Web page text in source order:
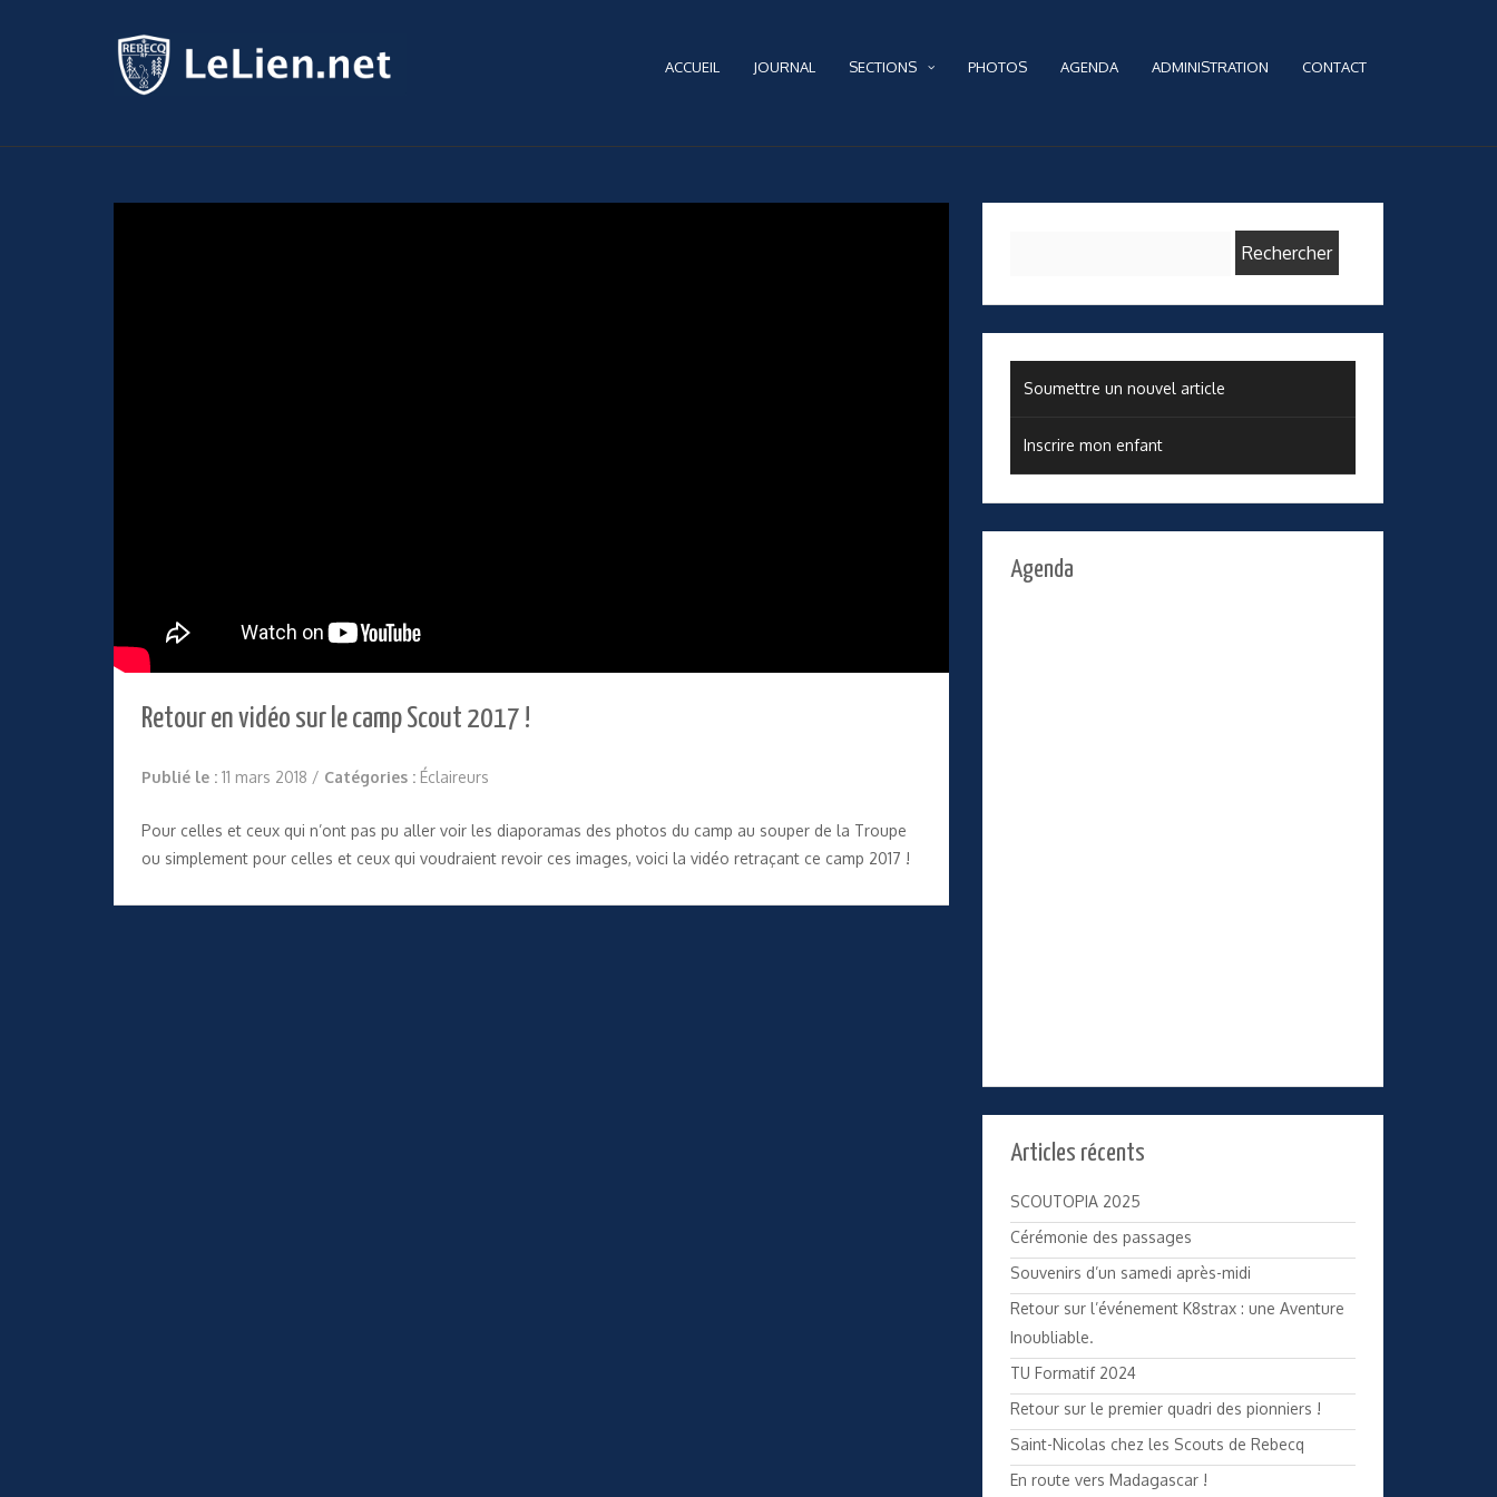
ACCUEIL JOURNAL SECTIONS PHOTOS AGENDA ADMINISTRATION CONTACT
Retour en vidéo sur le camp Scout 2017 !
Publié le : 11 mars 2018 / Catégories : Éclaireurs
Pour celles et ceux qui n’ont pas pu aller voir les diaporamas des photos du camp au souper de la Troupe
ou simplement pour celles et ceux qui voudraient revoir ces images, voici la vidéo retraçant ce camp 2017 !
Soumettre un nouvel article
Inscrire mon enfant
Agenda
Articles récents
SCOUTOPIA 2025
Cérémonie des passages
Souvenirs d’un samedi après-midi
Retour sur l’événement K8strax : une Aventure
Inoubliable.
TU Formatif 2024
Retour sur le premier quadri des pionniers !
Saint-Nicolas chez les Scouts de Rebecq
En route vers Madagascar !